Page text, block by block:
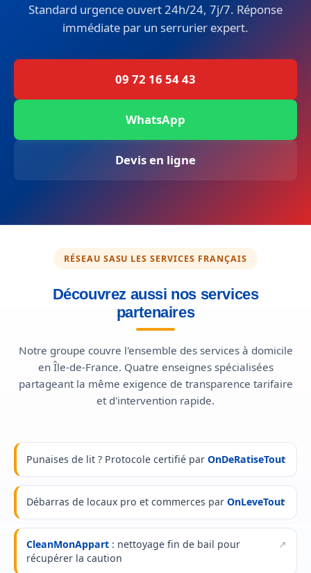
Standard urgence ouvert 24h/24, 7j/7. Réponse
immédiate par un serrurier expert.
09 72 16 54 43
WhatsApp
Devis en ligne
RÉSEAU SASU LES SERVICES FRANÇAIS
Découvrez aussi nos services
partenaires
Notre groupe couvre l'ensemble des services à domicile
en Île-de-France. Quatre enseignes spécialisées
partageant la même exigence de transparence tarifaire
et d'intervention rapide.
Punaises de lit ? Protocole certifié par OnDeRatiseTout
Débarras de locaux pro et commerces par OnLeveTout
CleanMonAppart: nettoyage fin de bail pour
récupérer la caution